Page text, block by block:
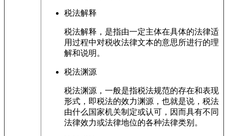
税法解释
税法解释，是指由一定主体在具体的法律适
用过程中对税收法律文本的意思所进行的理
解和说明。
税法渊源
税法渊源，一般是指税法规范的存在和表现
形式，即税法的效力渊源，也就是说，税法
由什么国家机关制定或认可，因而具有不同
法律效力或法律地位的各种法律类别。